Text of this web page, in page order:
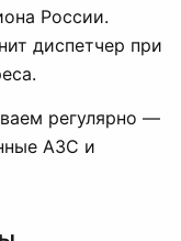
России.
диспетчер при
регулярно —
АЗС и